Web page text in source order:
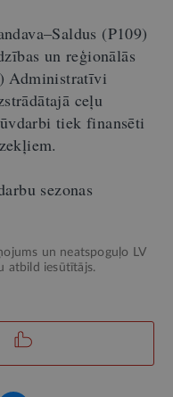
(P109)
un reģionālās
Administratīvi
ceļu
tiek finansēti
sezonas
un neatspoguļo LV
atbild iesūtītājs.